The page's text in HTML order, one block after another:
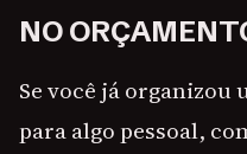
NO
Se você já organizou
para algo pessoal,